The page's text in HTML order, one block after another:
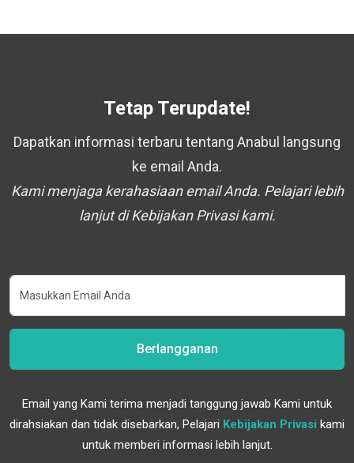
Tetap Terupdate!
Dapatkan informasi terbaru tentang Anabul langsung
ke email Anda.
Kami menjaga kerahasiaan email Anda. Pelajari lebih
lanjut di Kebijakan Privasi kami.
Berlangganan
Email yang Kami terima menjadi tanggung jawab Kami untuk
dirahsiakan dan tidak disebarkan, Pelajari Kebijakan Privasi kami
untuk memberi informasi lebih lanjut.